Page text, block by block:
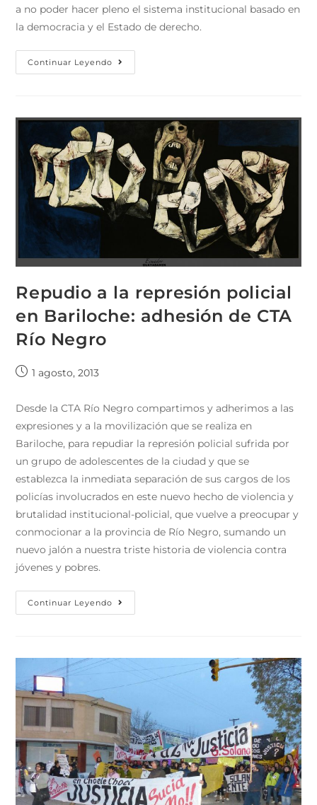
a no poder hacer pleno el sistema institucional basado en
la democracia y el Estado de derecho.
Continuar Leyendo
Repudio a la represión policial
en Bariloche: adhesión de CTA
Río Negro
1 agosto, 2013
Desde la CTA Río Negro compartimos y adherimos a las
expresiones y a la movilización que se realiza en
Bariloche, para repudiar la represión policial sufrida por
un grupo de adolescentes de la ciudad y que se
establezca la inmediata separación de sus cargos de los
policías involucrados en este nuevo hecho de violencia y
brutalidad institucional-policial, que vuelve a preocupar y
conmocionar a la provincia de Río Negro, sumando un
nuevo jalón a nuestra triste historia de violencia contra
jóvenes y pobres.
Continuar Leyendo